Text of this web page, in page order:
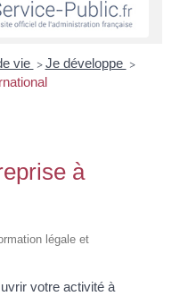
vie > Je développe >
à
légale et
votre activité à